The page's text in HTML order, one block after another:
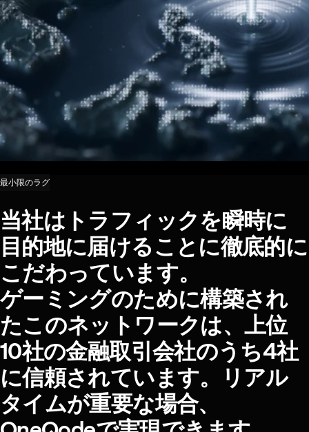
最小限のラグ
当社はトラフィックを瞬時に
当社はトラフィックを瞬時に
目的地に届けることに徹底的に
こだわっています。
ゲーミングのために構築され
たこのネットワークは、上位
10社の金融取引会社のうち4社
に信頼されています。リアル
タイムが重要な場合、